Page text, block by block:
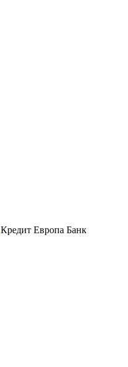
Кредит Европа Банк